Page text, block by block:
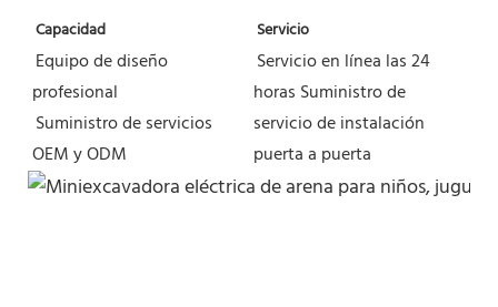
Capacidad
Equipo de diseño
profesional
Suministro de servicios
OEM y ODM
Servicio
Servicio en línea las 24
horas Suministro de
servicio de instalación
puerta a puerta